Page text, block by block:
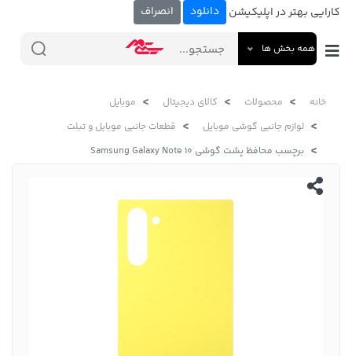
کارایی بهتر در اپلیکیشن دانلود انصراف
همه بخش ها
خانه محصولات کالای دیجیتال
موبایل
لوازم جانبی گوشی موبایل
قطعات جانبی موبایل و تبلت
برچسب محافظ پشت گوشی Samsung Galaxy Note 10